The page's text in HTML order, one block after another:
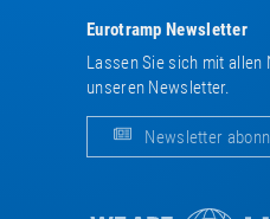
Eurotramp Newsletter
Lassen Sie sich mit allen
unseren Newsletter.
Newsletter